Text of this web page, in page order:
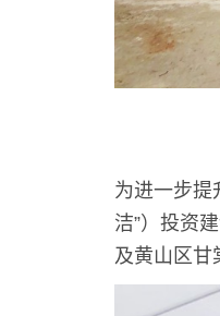
为进一步提
洁”）投资
及黄山区甘